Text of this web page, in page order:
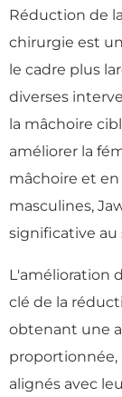
Réduction de
chirurgie est
le cadre plus
diverses
la mâchoire
améliorer la
mâchoire et
masculines,
significative au
L'amélioration
clé de la
obtenant une
proportionnée,
alignés avec